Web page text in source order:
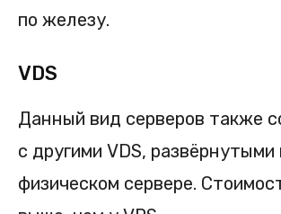
по железу.
VDS
Данный вид серверов также
с другими VDS,
физическом сервере.